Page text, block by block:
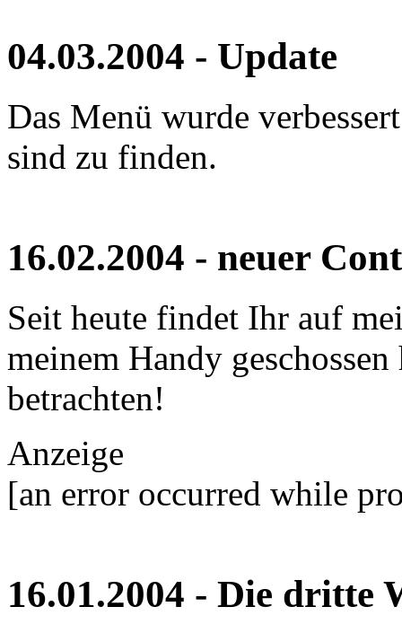
04.03.2004 - Update
Das Menü wurde
sind zu finden.
16.02.2004 - neuer
Seit heute findet Ihr auf
meinem Handy
betrachten!
Anzeige
[an error occurred while
16.01.2004 - Die dritte